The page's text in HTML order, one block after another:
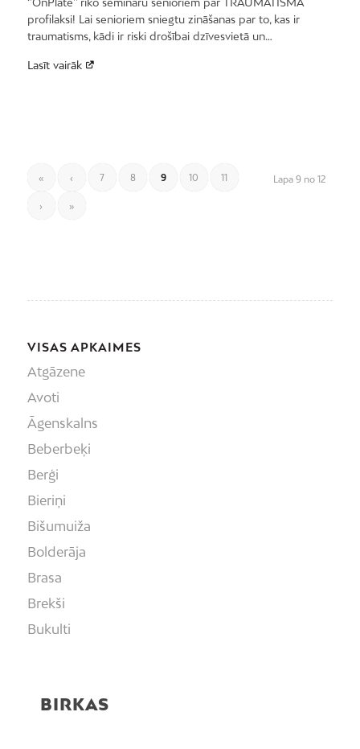
‘’OnPlate’’ rīko semināru senioriem par TRAUMATISMA
profilaksi! Lai senioriem sniegtu zināšanas par to, kas ir
traumatisms, kādi ir riski drošībai dzīvesvietā un…
Lasīt vairāk
Lapa 9 no 12
« ‹ 7 8 9 10 11
› »
VISAS APKAIMES
Atgāzene
Avoti
Āgenskalns
Beberbeķi
Berģi
Bieriņi
Bišumuiža
Bolderāja
Brasa
Brekši
Bukulti
Čiekurkalns
BIRKAS